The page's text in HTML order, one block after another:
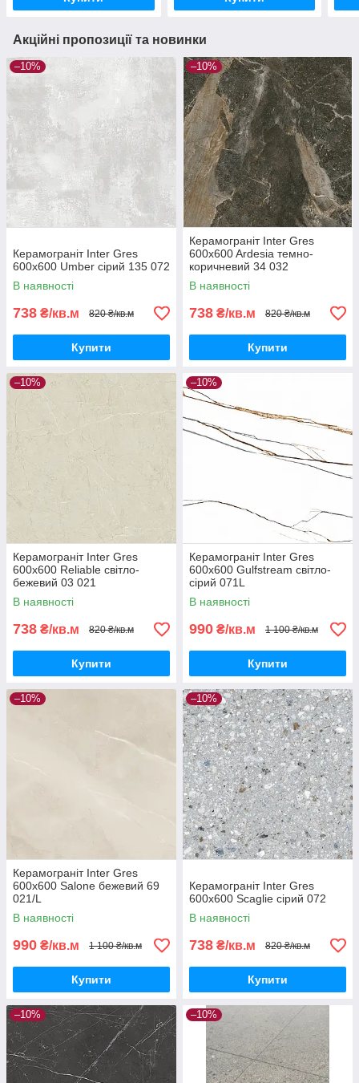
Акційні пропозиції та новинки
–10%
Керамограніт Inter Gres
600x600 Umber сірий 135 072
В наявності
738 ₴/кв.м 820 ₴/кв.м
Купити
–10%
Керамограніт Inter Gres
600x600 Ardesia темно-
коричневий 34 032
В наявності
738 ₴/кв.м 820 ₴/кв.м
Купити
–10%
Керамограніт Inter Gres
600x600 Reliable світло-
бежевий 03 021
В наявності
738 ₴/кв.м 820 ₴/кв.м
Купити
–10%
Керамограніт Inter Gres
600x600 Gulfstream світло-
сірий 071L
В наявності
990 ₴/кв.м 1 100 ₴/кв.м
Купити
–10%
Керамограніт Inter Gres
600x600 Salone бежевий 69
021/L
В наявності
990 ₴/кв.м 1 100 ₴/кв.м
Купити
–10%
Керамограніт Inter Gres
600x600 Scaglie сірий 072
В наявності
738 ₴/кв.м 820 ₴/кв.м
Купити
–10% –10%